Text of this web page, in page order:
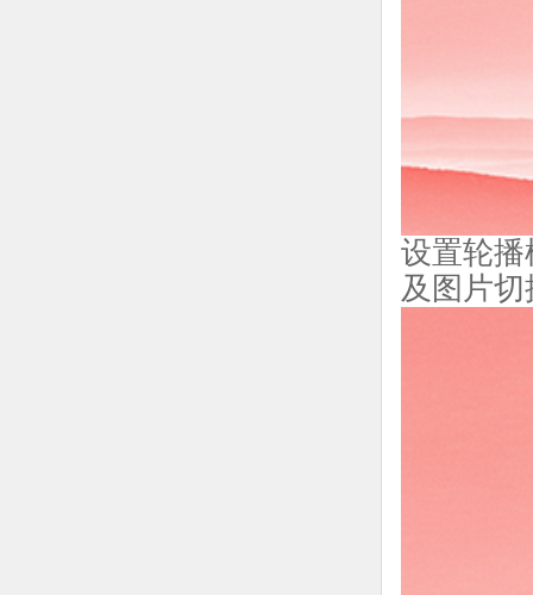
设置轮
及图片